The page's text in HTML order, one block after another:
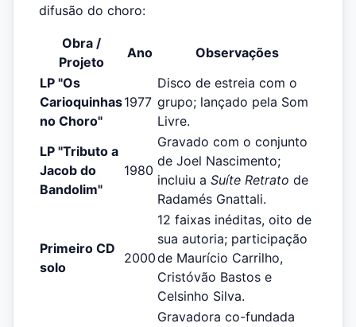
difusão do choro:
Obra /
Projeto
Ano
Observações
LP "Os
Carioquinhas
no Choro"
1977
Disco de estreia com o
grupo; lançado pela Som
Livre.
LP "Tributo a
Jacob do
Bandolim"
1980
Gravado com o conjunto
de Joel Nascimento;
incluiu a Suíte Retrato de
Radamés Gnattali.
Primeiro CD
solo
2000
12 faixas inéditas, oito de
sua autoria; participação
de Maurício Carrilho,
Cristóvão Bastos e
Celsinho Silva.
Gravadora co-fundada